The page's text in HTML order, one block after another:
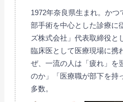
1972年奈良県生まれ。かつ
部手術を中心とした診療に
ズ株式会社」代表取締役と
臨床医として医療現場に携
ぜ、一流の人は「疲れ」を
のか」「医療職が部下を持
多数。